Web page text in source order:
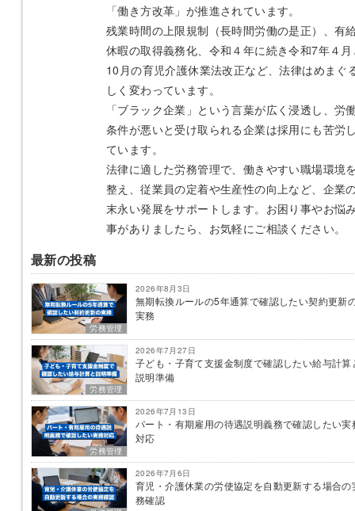
「働き方改革」が推進されています。
残業時間の上限規制（長時間労働の是正）、有
休暇の取得義務化、令和４年に続き令和7年４
10月の育児介護休業法改正など、法律はめまぐ
しく変わっています。
「ブラック企業」という言葉が広く浸透し、労
条件が悪いと受け取られる企業は採用にも苦労
ています。
法律に適した労務管理で、働きやすい職場環境
整え、従業員の定着や生産性の向上など、企業
末永い発展をサポートします。お困り事やお悩
事がありましたら、お気軽にご相談ください。
最新の投稿
労務管理
2026年8月3日
無期転換ルールの5年通算で確認したい契約更新
実務
労務管理
2026年7月27日
子ども・子育て支援金制度で確認したい給与計算
説明準備
労務管理
2026年7月13日
パート・有期雇用の待遇説明義務で確認したい実
対応
2026年7月6日
育児・介護休業の労使協定を自動更新する場合の
務確認